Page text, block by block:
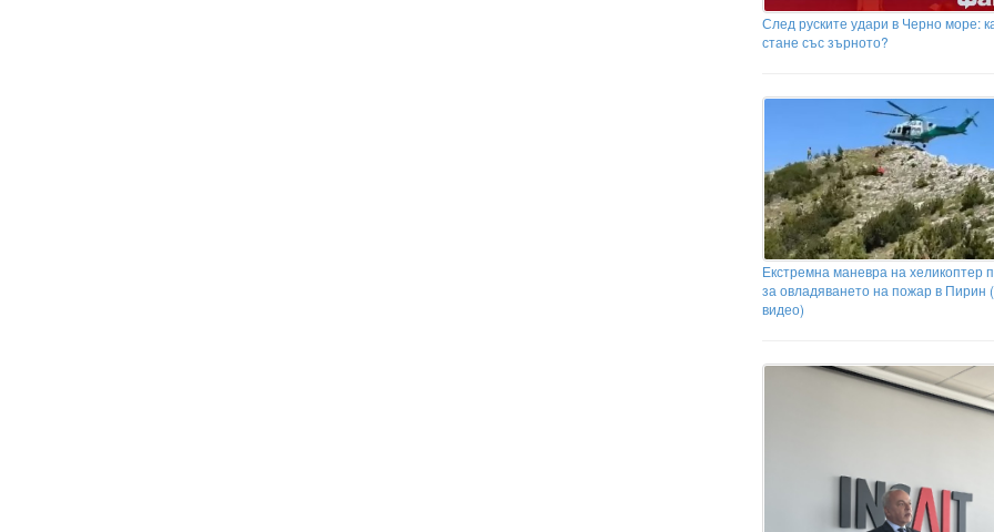
След руските удари в Черно море:
стане със зърното?
Екстремна маневра на хеликоптер
за овладяването на пожар в Пирин
видео)